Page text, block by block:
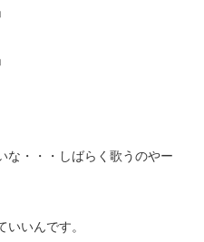
な・・・しばらく歌うのやー
いんです。